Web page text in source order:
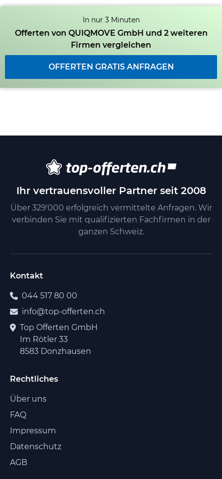
In nur 3 Minuten
Offerten von QUIQMOVE GmbH und 2 weiteren
Firmen vergleichen
OFFERTEN GRATIS ANFRAGEN
Ihr vertrauensvoller Partner seit 2008
Über 329'000 erfolgreich vermittelte Anfragen. Wir
verbinden Sie mit qualifizierten Fachfirmen in der
ganzen Schweiz.
Kontakt
044 517 80 00
info@top-offerten.ch
Top Offerten GmbH
Im Rötler 33
8583 Donzhausen
Rechtliches
Über uns
FAQ
Impressum
Datenschutz
AGB